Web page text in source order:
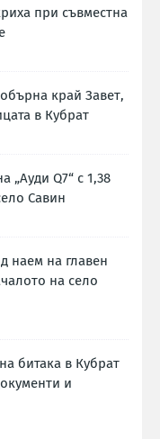
при съвместна
край Завет,
в Кубрат
Q7“ с 1,38
Савин
наем на главен
на село
битака в Кубрат
и